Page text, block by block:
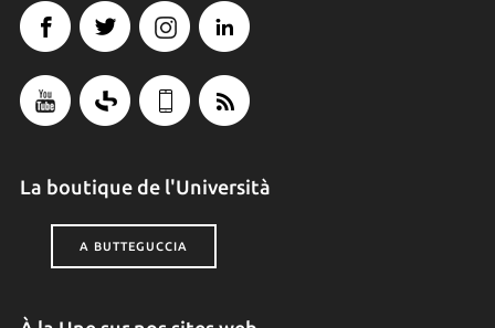
La boutique de l'Università
A BUTTEGUCCIA